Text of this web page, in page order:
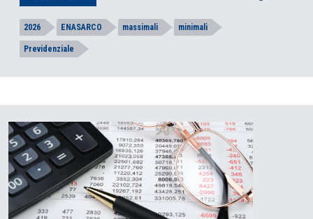
2026 ENASARCO massimali minimali
Previdenziale